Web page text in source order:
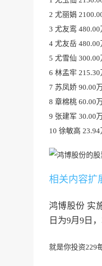
2 尤丽娟
3 尤友鸾
4 尤友岳
5 尤雪仙
6 林孟牢
7 苏凤娇 90.00
8 章棉桃 60.00
9 张建军 30.00
10 徐敏高
相关内容扩
鸿博股份 实
日为9月9日
就是你投资229